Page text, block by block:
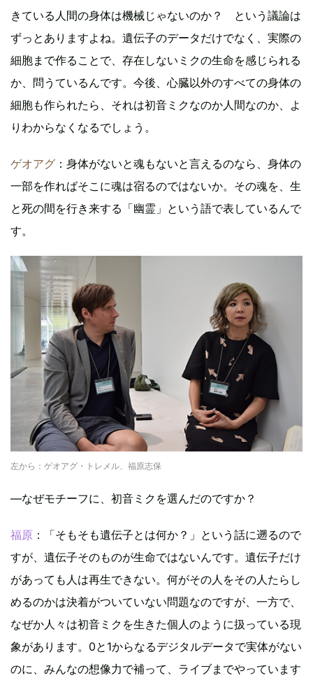
きている人間の身体は機械じゃないのか？ という議論は
ずっとありますよね。遺伝子のデータだけでなく、実際の
細胞まで作ることで、存在しないミクの生命を感じられる
か、問うているんです。今後、心臓以外のすべての身体の
細胞も作られたら、それは初音ミクなのか人間なのか、よ
りわからなくなるでしょう。
ゲオアグ ：身体がないと魂もないと言えるのなら、身体の
一部を作ればそこに魂は宿るのではないか。その魂を、生
と死の間を行き来する「幽霊」という語で表しているんで
す。
左から：ゲオアグ・トレメル、福原志保
―なぜモチーフに、初音ミクを選んだのですか？
福原 ：「そもそも遺伝子とは何か？」という話に遡るので
すが、遺伝子そのものが生命ではないんです。遺伝子だけ
があっても人は再生できない。何がその人をその人たらし
めるのかは決着がついていない問題なのですが、一方で、
なぜか人々は初音ミクを生きた個人のように扱っている現
象があります。0と1からなるデジタルデータで実体がない
のに、みんなの想像力で補って、ライブまでやっています